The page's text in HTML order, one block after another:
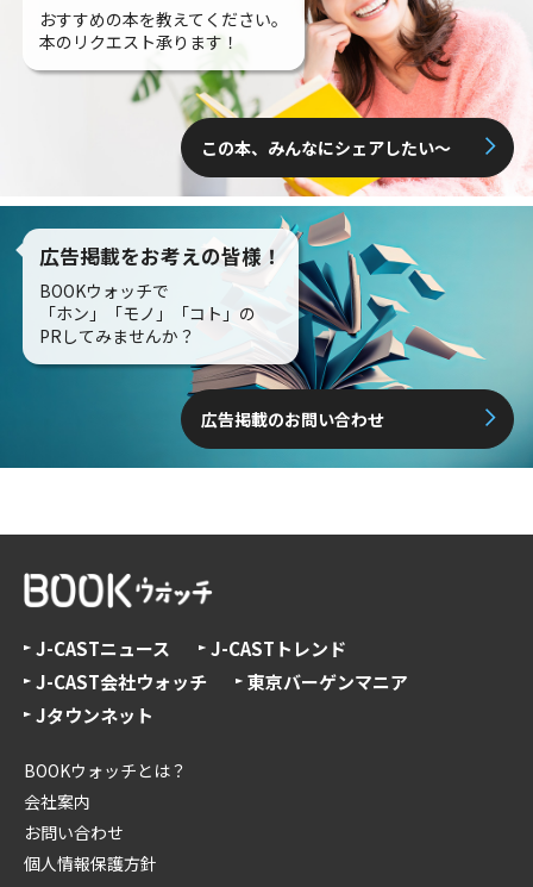
おすすめの本を教えてください。
本のリクエスト承ります！
この本、みんなにシェアしたい〜
広告掲載をお考えの皆様！
BOOKウォッチで
「ホン」「モノ」「コト」の
PRしてみませんか？
広告掲載のお問い合わせ
J-CASTニュース
J-CASTトレンド
J-CAST会社ウォッチ
東京バーゲンマニア
Jタウンネット
BOOKウォッチとは？
会社案内
お問い合わせ
個人情報保護方針